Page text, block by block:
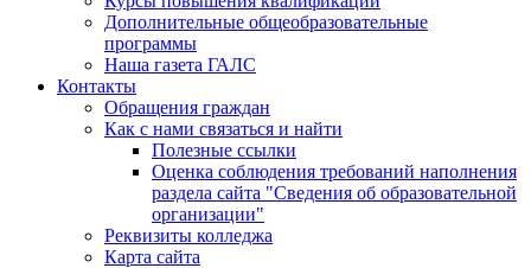
Дополнительные общеобразовательные
программы
Наша газета ГАЛС
Контакты
Обращения граждан
Как с нами связаться и найти
Полезные ссылки
Оценка соблюдения требований наполнения
раздела сайта "Сведения об образовательной
организации"
Реквизиты колледжа
Карта сайта